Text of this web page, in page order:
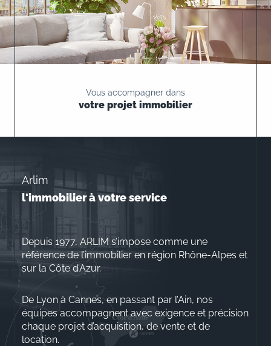
Vous accompagner dans
votre projet immobilier
Arlim
l'immobilier à votre service
Depuis 1977, ARLIM s’impose comme une
référence de l’immobilier en région Rhône-Alpes et
sur la Côte d’Azur.
De Lyon à Cannes, en passant par l’Ain, nos
équipes accompagnent avec exigence et précision
chaque projet d’acquisition, de vente et de
location.